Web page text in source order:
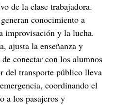
de la clase trabajadora.
conocimiento a
improvisación y la lucha.
ajusta la enseñanza y
conectar con los alumnos
del transporte público lleva
coordinando el
a los pasajeros y